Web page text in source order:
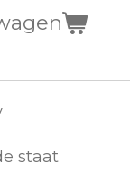
staat